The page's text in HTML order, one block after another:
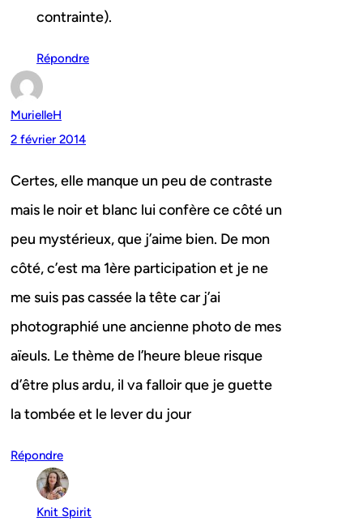
contrainte).
Répondre
MurielleH
2 février 2014
Certes, elle manque un peu de contraste
mais le noir et blanc lui confère ce côté un
peu mystérieux, que j’aime bien. De mon
côté, c’est ma 1ère participation et je ne
me suis pas cassée la tête car j’ai
photographié une ancienne photo de mes
aïeuls. Le thème de l’heure bleue risque
d’être plus ardu, il va falloir que je guette
la tombée et le lever du jour
Répondre
Knit Spirit